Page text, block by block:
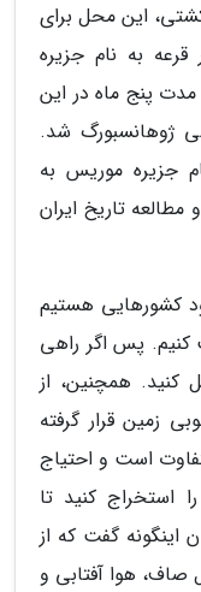
این محل برای
به نام جزیره
مدت پنج ماه در این
ژوهانسبورگ شد.
جزیره موریس به
تاریخ ایران
کشورهایی هستیم
کنیم. پس اگر راهی
کنید. همچنین، از
زمین قرار گرفته
است و احتیاج
استخراج کنید تا
اینگونه گفت که از
صاف، هوا آفتابی و